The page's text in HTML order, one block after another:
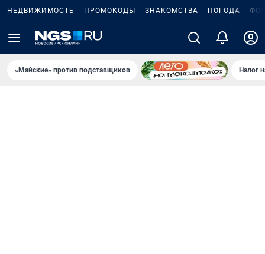
НЕДВИЖИМОСТЬ ПРОМОКОДЫ ЗНАКОМСТВА ПОГОДА
«Майские» против подставщиков Налог